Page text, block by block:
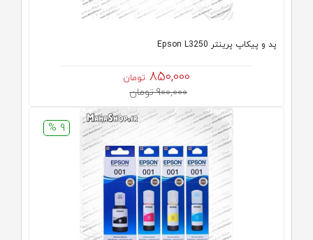
پد و پیکاپ پرینتر Epson L3250
850,000 تومان
900,000 تومان
9 %